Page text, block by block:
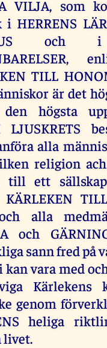
VILJA, som
HERRENS
och i
TILL
är det
högsta
LJUSKRETS
alla
religion
till ett
alla
och
sann fred på
kan vara med
Kärlekens
genom
heliga
livet.